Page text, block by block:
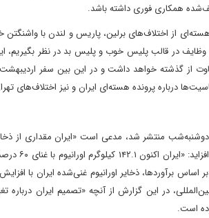
همکاری فوری داشته باشد.
از اختلاف‌های برلین، پاریس و لندن با
وظایف در قالب پلیس خوب و پلیس بد در نظر
از گذشته خواهد داشت و در این بین سفر اردیبهشت
درباره پرونده هسته‌ای ایران و نیز اختلاف‌ها‌ی
در این گزارش از آنچه «تصمیم ایران درباره
است.